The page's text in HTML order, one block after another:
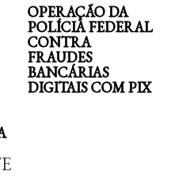
OPERAÇÃO DA
POLÍCIA FEDERAL
CONTRA
FRAUDES
BANCÁRIAS
DIGITAIS COM PIX